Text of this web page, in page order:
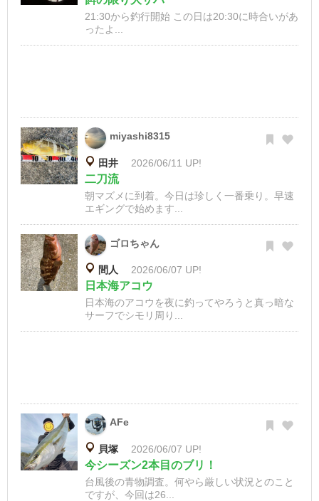
21:30から釣行開始 この日は20:30に時合いがあ
ったよ...
miyashi8315
田井 2026/06/11 UP!
二刀流
朝マズメに到着。今日は珍しく一番乗り。早速
エギングで始めます...
ゴロちゃん
間人 2026/06/07 UP!
日本海アコウ
日本海のアコウを夜に釣ってやろうと真っ暗な
サーフでシモリ周り...
AFe
貝塚 2026/06/07 UP!
今シーズン2本目のブリ！
台風後の青物調査。何やら厳しい状況とのこと
ですが、今回は26...